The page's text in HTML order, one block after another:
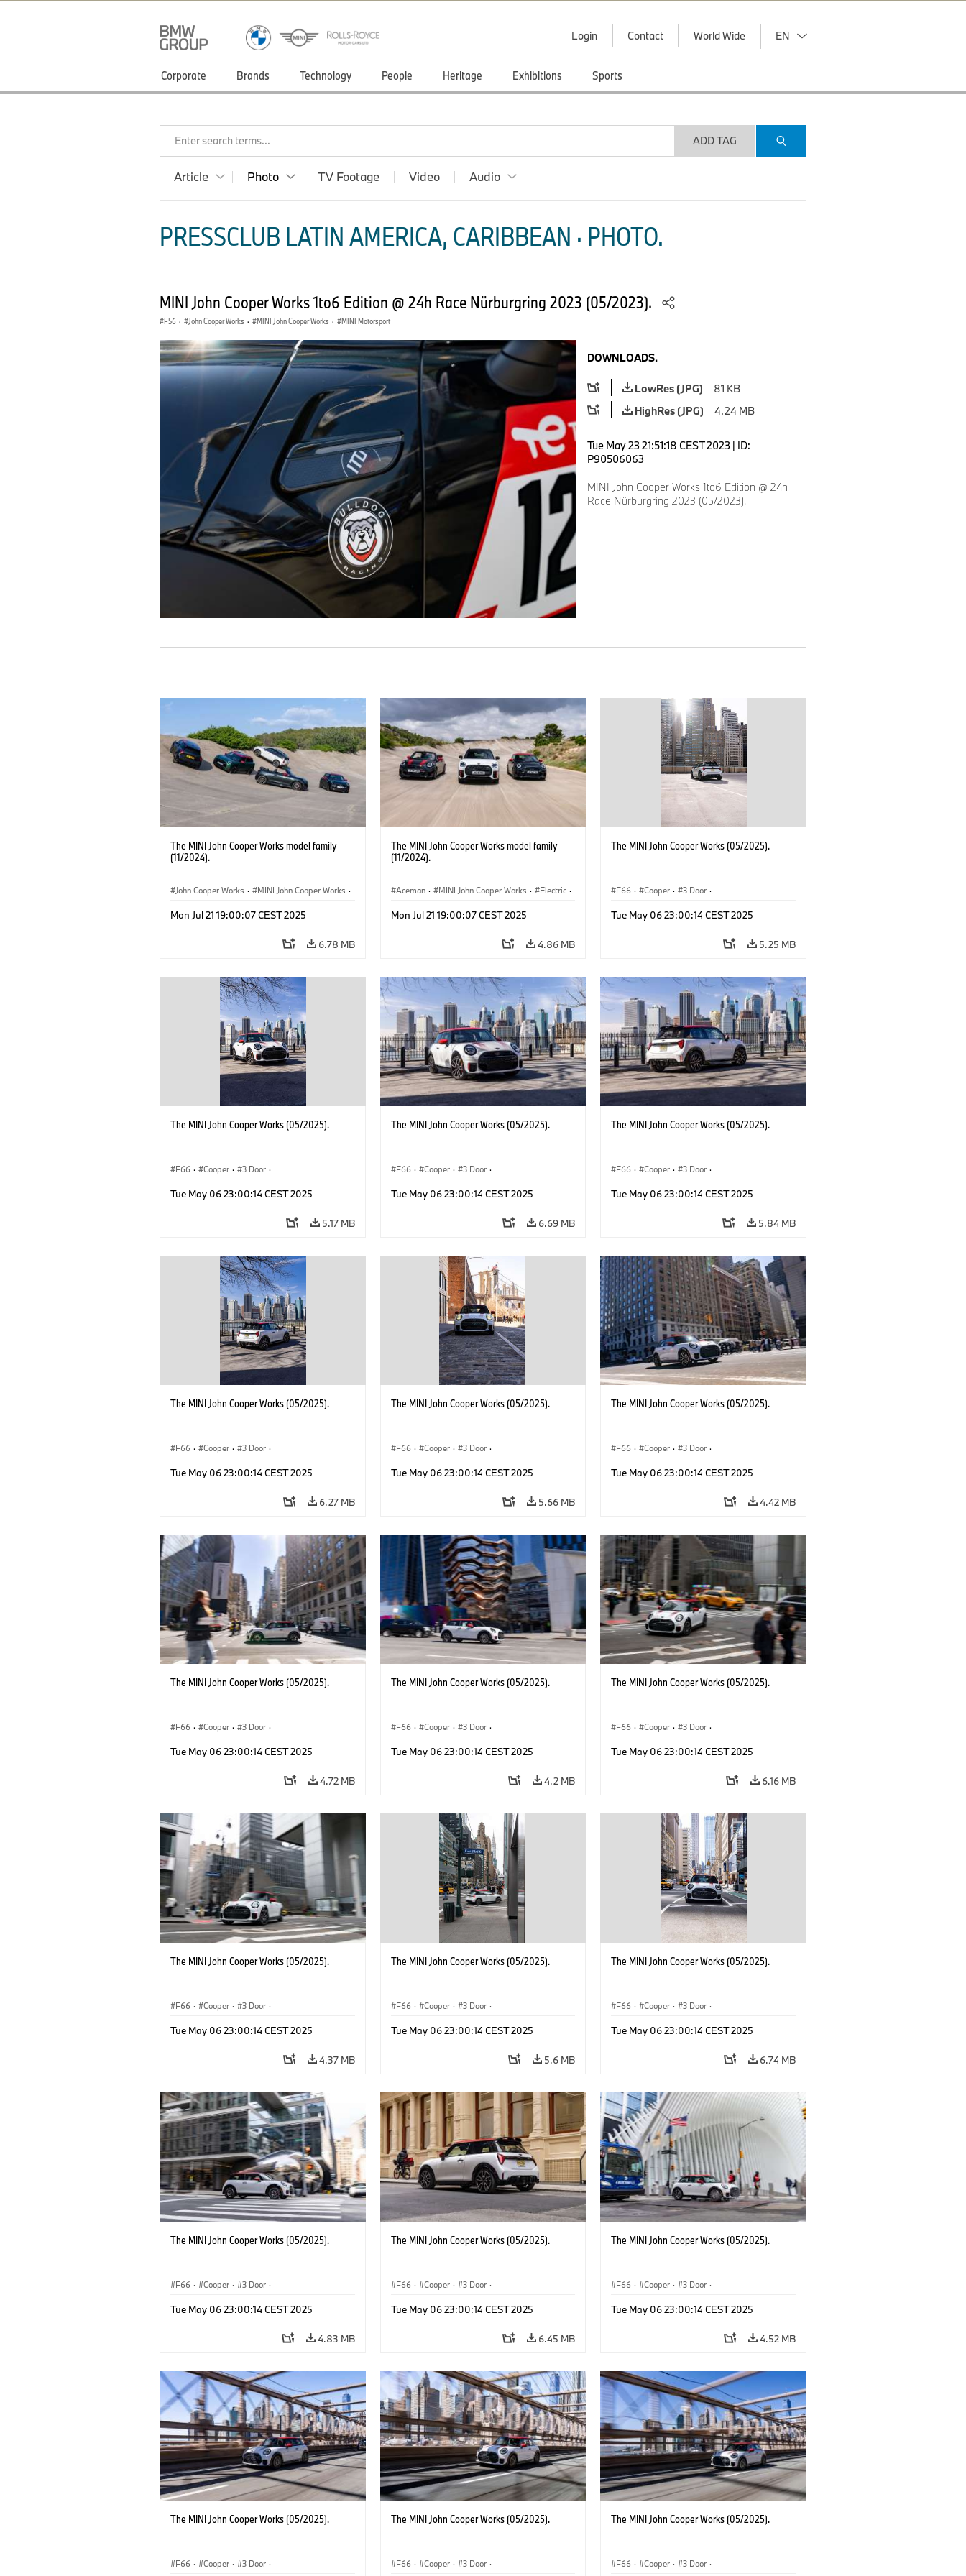
Login Contact World Wide EN
Corporate Brands Technology People Heritage Exhibitions Sports
Enter search terms... ADD TAG
Article Photo TV Footage Video Audio
PRESSCLUB LATIN AMERICA, CARIBBEAN · PHOTO.
MINI John Cooper Works 1to6 Edition @ 24h Race Nürburgring 2023 (05/2023).
F56 · John Cooper Works · MINI John Cooper Works · MINI Motorsport
DOWNLOADS.
LowRes (JPG)
81 KB
HighRes (JPG)
4.24 MB
Tue May 23 21:51:18 CEST 2023 | ID:
P90506063
MINI John Cooper Works 1to6 Edition @ 24h
Race Nürburgring 2023 (05/2023).
The MINI John Cooper Works model family
(11/2024).
John Cooper Works · MINI John Cooper Works ·
Mon Jul 21 19:00:07 CEST 2025
6.78 MB
The MINI John Cooper Works model family
(11/2024).
Aceman · MINI John Cooper Works · Electric ·
John Cooper Works Countryman
Mon Jul 21 19:00:07 CEST 2025
4.86 MB
The MINI John Cooper Works (05/2025).
F66 · Cooper · 3 Door ·
Tue May 06 23:00:14 CEST 2025
5.25 MB
The MINI John Cooper Works (05/2025).
F66 · Cooper · 3 Door ·
Tue May 06 23:00:14 CEST 2025
5.17 MB
The MINI John Cooper Works (05/2025).
F66 · Cooper · 3 Door ·
Tue May 06 23:00:14 CEST 2025
6.69 MB
The MINI John Cooper Works (05/2025).
F66 · Cooper · 3 Door ·
Tue May 06 23:00:14 CEST 2025
5.84 MB
The MINI John Cooper Works (05/2025).
F66 · Cooper · 3 Door ·
Tue May 06 23:00:14 CEST 2025
6.27 MB
The MINI John Cooper Works (05/2025).
F66 · Cooper · 3 Door ·
Tue May 06 23:00:14 CEST 2025
5.66 MB
The MINI John Cooper Works (05/2025).
F66 · Cooper · 3 Door ·
Tue May 06 23:00:14 CEST 2025
4.42 MB
The MINI John Cooper Works (05/2025).
F66 · Cooper · 3 Door ·
Tue May 06 23:00:14 CEST 2025
4.72 MB
The MINI John Cooper Works (05/2025).
F66 · Cooper · 3 Door ·
Tue May 06 23:00:14 CEST 2025
4.2 MB
The MINI John Cooper Works (05/2025).
F66 · Cooper · 3 Door ·
Tue May 06 23:00:14 CEST 2025
6.16 MB
The MINI John Cooper Works (05/2025).
F66 · Cooper · 3 Door ·
Tue May 06 23:00:14 CEST 2025
4.37 MB
The MINI John Cooper Works (05/2025).
F66 · Cooper · 3 Door ·
Tue May 06 23:00:14 CEST 2025
5.6 MB
The MINI John Cooper Works (05/2025).
F66 · Cooper · 3 Door ·
Tue May 06 23:00:14 CEST 2025
6.74 MB
The MINI John Cooper Works (05/2025).
F66 · Cooper · 3 Door ·
Tue May 06 23:00:14 CEST 2025
4.83 MB
The MINI John Cooper Works (05/2025).
F66 · Cooper · 3 Door ·
Tue May 06 23:00:14 CEST 2025
6.45 MB
The MINI John Cooper Works (05/2025).
F66 · Cooper · 3 Door ·
Tue May 06 23:00:14 CEST 2025
4.52 MB
The MINI John Cooper Works (05/2025).
F66 · Cooper · 3 Door ·
The MINI John Cooper Works (05/2025).
F66 · Cooper · 3 Door ·
The MINI John Cooper Works (05/2025).
F66 · Cooper · 3 Door ·